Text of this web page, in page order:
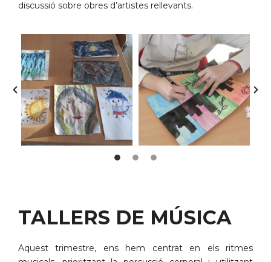
discussió sobre obres d’artistes rellevants.
TALLERS DE MÚSICA
Aquest trimestre, ens hem centrat en els ritmes